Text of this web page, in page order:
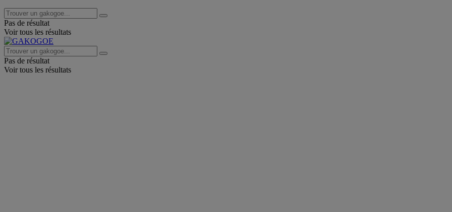
Pas de résultat
Voir tous les résultats
Pas de résultat
Voir tous les résultats